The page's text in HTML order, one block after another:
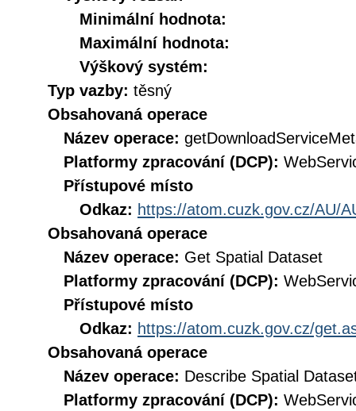
Minimální hodnota:
Maximální hodnota:
Výškový systém:
Typ vazby: těsný
Obsahovaná operace
Název operace:
Platformy zpracování (DCP):
Přístupové místo
Odkaz: https://atom.cuzk.gov.cz/AU/
Obsahovaná operace
Název operace: Get Spatial Dataset
Platformy zpracování (DCP):
Přístupové místo
Odkaz: https://atom.cuzk.gov.cz/
Obsahovaná operace
Název operace: Describe Spatial
Platformy zpracování (DCP):